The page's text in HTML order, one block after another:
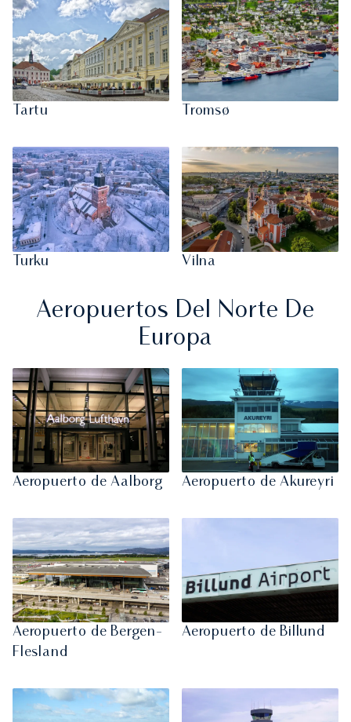
Tartu Tromsø
Turku Vilna
Aeropuertos Del Norte De
Europa
Aeropuerto de Aalborg Aeropuerto de Akureyri
Aeropuerto de Bergen-
Flesland
Aeropuerto de Billund